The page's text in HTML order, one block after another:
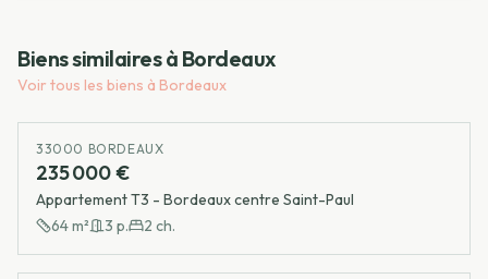
Biens similaires à Bordeaux
Voir tous les biens à Bordeaux
33000 BORDEAUX
235 000 €
Appartement T3 - Bordeaux centre Saint-Paul
64m² 3 p. 2 ch.